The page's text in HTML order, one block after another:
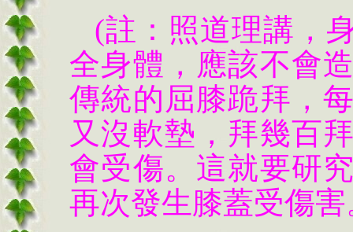
(註：照道理講，
全身體，應該不會
傳統的屈膝跪拜，
又沒軟墊，拜幾百
會受傷。這就要研
再次發生膝蓋受傷害